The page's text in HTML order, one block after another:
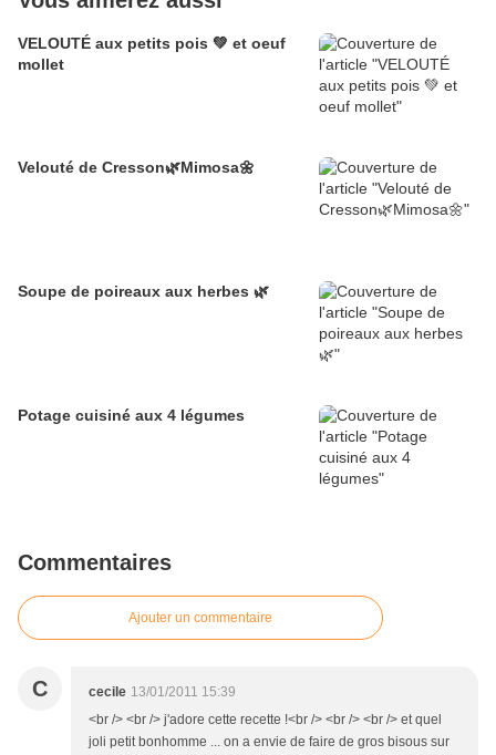
VELOUTÉ aux petits pois 💚 et oeuf
mollet
Velouté de Cresson🌿Mimosa🌼
Soupe de poireaux aux herbes 🌿
Potage cuisiné aux 4 légumes
Commentaires
Ajouter un commentaire
C cecile 13/01/2011 15:39
<br /> <br /> j'adore cette recette !<br /> <br /> <br /> et quel
joli petit bonhomme ... on a envie de faire de gros bisous sur